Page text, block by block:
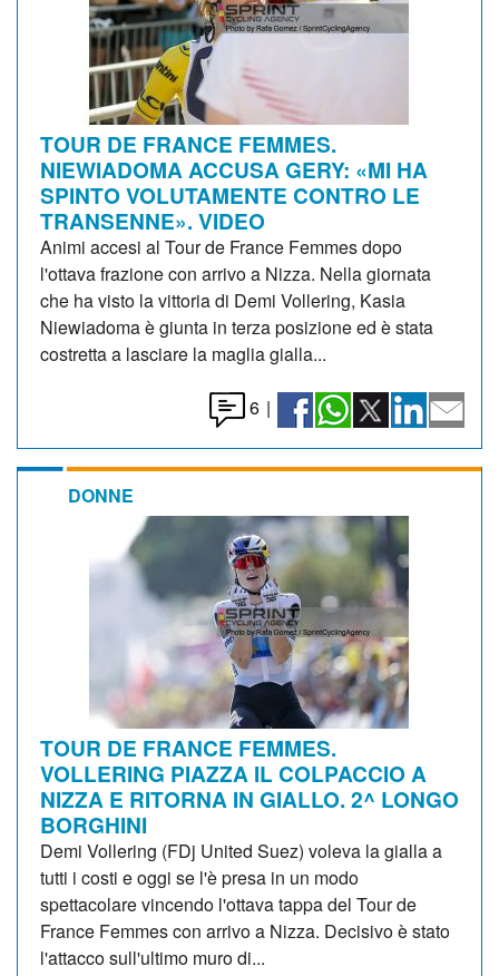
TOUR DE FRANCE FEMMES.
NIEWIADOMA ACCUSA GERY: «MI HA
SPINTO VOLUTAMENTE CONTRO LE
TRANSENNE». VIDEO
Animi accesi al Tour de France Femmes dopo
l'ottava frazione con arrivo a Nizza. Nella giornata
che ha visto la vittoria di Demi Vollering, Kasia
Niewiadoma è giunta in terza posizione ed è stata
costretta a lasciare la maglia gialla...
6 |
DONNE
TOUR DE FRANCE FEMMES.
VOLLERING PIAZZA IL COLPACCIO A
NIZZA E RITORNA IN GIALLO. 2^ LONGO
BORGHINI
Demi Vollering (FDj United Suez) voleva la gialla a
tutti i costi e oggi se l'è presa in un modo
spettacolare vincendo l'ottava tappa del Tour de
France Femmes con arrivo a Nizza. Decisivo è stato
l'attacco sull'ultimo muro di...